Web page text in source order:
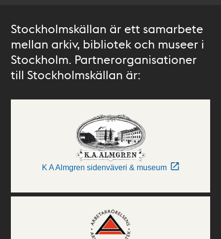
Stockholmskällan är ett samarbete
mellan arkiv, bibliotek och museer i
Stockholm. Partnerorganisationer
till Stockholmskällan är:
K A Almgren sidenväveri & museum